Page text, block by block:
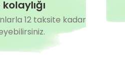
12 taksite kadar